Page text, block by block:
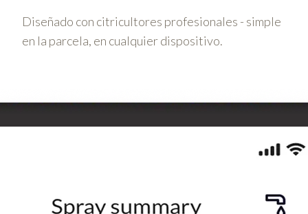
Diseñado con citricultores profesionales - simple
en la parcela, en cualquier dispositivo.